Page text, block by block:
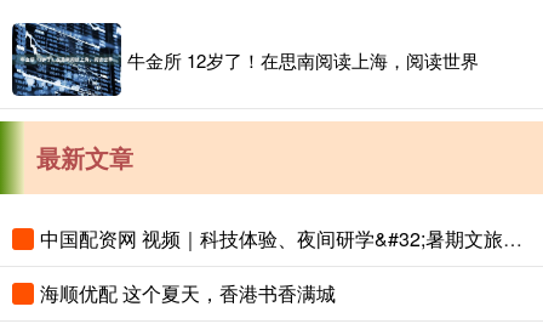
牛金所 12岁了！在思南阅读上海，阅读世界
最新文章
中国配资网 视频｜科技体验、夜间研学&#32;暑期文旅花样上新
海顺优配 这个夏天，香港书香满城